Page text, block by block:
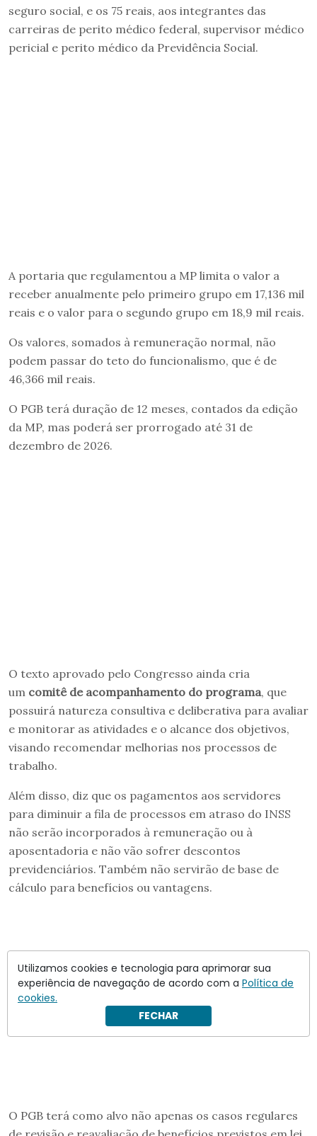
seguro social, e os 75 reais, aos integrantes das
carreiras de perito médico federal, supervisor médico
pericial e perito médico da Previdência Social.
A portaria que regulamentou a MP limita o valor a
receber anualmente pelo primeiro grupo em 17,136 mil
reais e o valor para o segundo grupo em 18,9 mil reais.
Os valores, somados à remuneração normal, não
podem passar do teto do funcionalismo, que é de
46,366 mil reais.
O PGB terá duração de 12 meses, contados da edição
da MP, mas poderá ser prorrogado até 31 de
dezembro de 2026.
O texto aprovado pelo Congresso ainda cria
um comitê de acompanhamento do programa, que
possuirá natureza consultiva e deliberativa para avaliar
e monitorar as atividades e o alcance dos objetivos,
visando recomendar melhorias nos processos de
trabalho.
Além disso, diz que os pagamentos aos servidores
para diminuir a fila de processos em atraso do INSS
não serão incorporados à remuneração ou à
aposentadoria e não vão sofrer descontos
previdenciários. Também não servirão de base de
cálculo para benefícios ou vantagens.
O PGB terá como alvo não apenas os casos regulares
Utilizamos cookies e tecnologia para aprimorar sua
experiência de navegação de acordo com a Política de
cookies.
FECHAR